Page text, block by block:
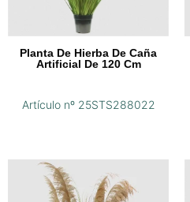
Planta De Hierba De Caña
Artificial De 120 Cm
Artículo nº 25STS288022